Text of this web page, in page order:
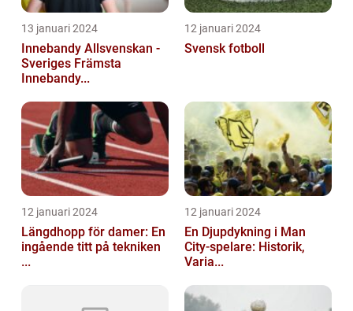
13 januari 2024
Innebandy Allsvenskan -
Sveriges Främsta
Innebandy...
12 januari 2024
Svensk fotboll
12 januari 2024
Längdhopp för damer: En
ingående titt på tekniken
...
12 januari 2024
En Djupdykning i Man
City-spelare: Historik,
Varia...